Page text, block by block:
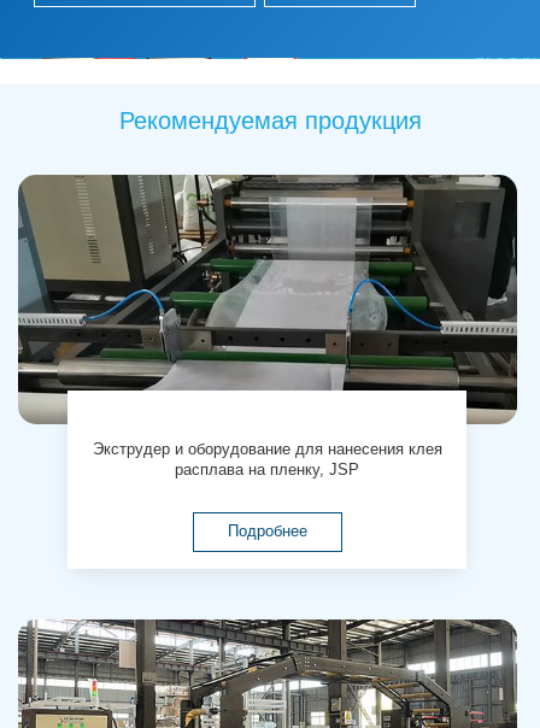
Рекомендуемая продукция
Экструдер и оборудование для нанесения клея
расплава на пленку, JSP
Подробнее